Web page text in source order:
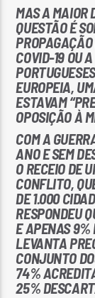
MAS A MAIOR
QUESTÃO É
COVID-19 OU
EUROPEIA,
ESTAVAM
OPOSIÇÃO À
COM A
ANO E SEM
O RECEIO DE
CONFLITO,
DE 1.000
RESPONDEU
E APENAS 9%
LEVANTA
CONJUNTO
74%
25%